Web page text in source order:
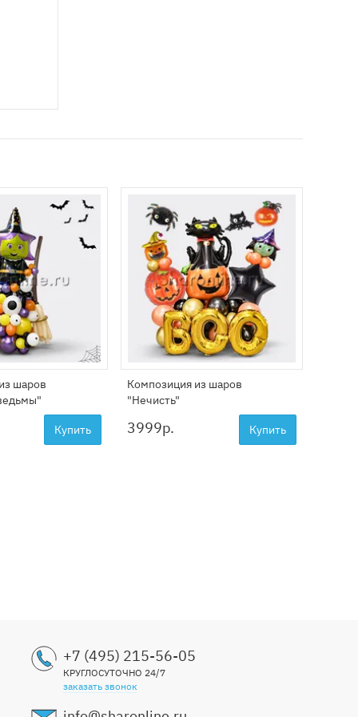
шаров
Купить
Композиция из шаров
"Нечисть"
3999р. Купить
+7 (495) 215-56-05
КРУГЛОСУТОЧНО 24/7
заказать звонок